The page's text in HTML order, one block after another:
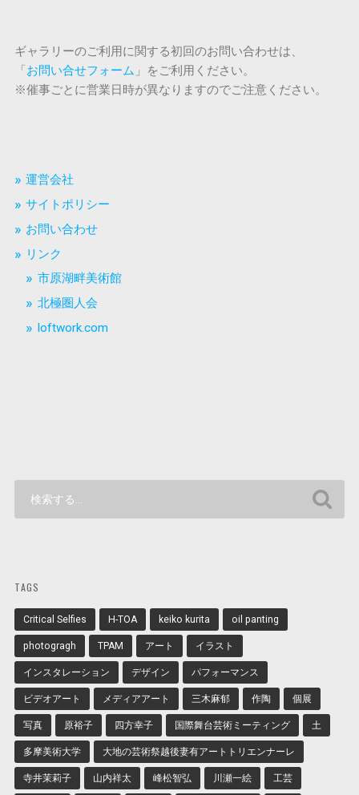
ギャラリーのご利用に関する初回のお問い合わせは、
「お問い合せフォーム 」をご利用ください。
※催事ごとに営業日時が異なりますのでご注意ください。
運営会社
サイトポリシー
お問い合わせ
リンク
市原湖畔美術館
北極圏人会
loftwork.com
TAGS
Critical Selfies H-TOA keiko kurita oil panting
photogragh TPAM アート イラスト
インスタレーション デザイン パフォーマンス
ビデオアート メディアアート 三木麻郁 作陶 個展
写真 原裕子 四方幸子 国際舞台芸術ミーティング 土
多摩美術大学 大地の芸術祭越後妻有アートトリエンナーレ
寺井茉莉子 山内祥太 峰松智弘 川瀬一絵 工芸